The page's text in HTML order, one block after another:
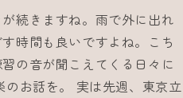
続きますね。雨で外に出れ
時間も良いですよね。こち
の音が聞こえてくる日々に
お話を。 実は先週、東京立